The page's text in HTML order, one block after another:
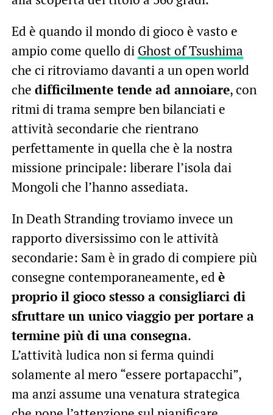
Ed è quando il mondo di gioco è vasto e
ampio come quello di Ghost of Tsushima
che ci ritroviamo davanti a un open world
che difficilmente tende ad annoiare, con
ritmi di trama sempre ben bilanciati e
attività secondarie che rientrano
perfettamente in quella che è la nostra
missione principale: liberare l’isola dai
Mongoli che l’hanno assediata.
In Death Stranding troviamo invece un
rapporto diversissimo con le attività
secondarie: Sam è in grado di compiere più
consegne contemporaneamente, ed è
proprio il gioco stesso a consigliarci di
sfruttare un unico viaggio per portare a
termine più di una consegna.
L’attività ludica non si ferma quindi
solamente al mero “essere portapacchi”,
ma anzi assume una venatura strategica